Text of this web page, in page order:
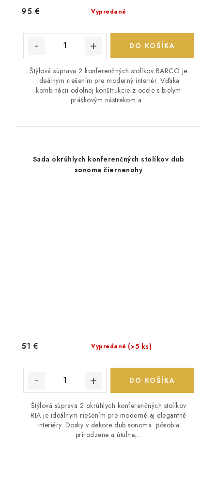
Vypredané
95 €
DO KOŠÍKA
Štýlová súprava 2 konferenčných stolíkov BARCO je
ideálnym riešením pre moderný interiér. Vďaka
kombinácii odolnej konštrukcie z ocele s bielym
práškovým nástrekom a...
Sada okrúhlych konferenčných stolíkov dub
sonoma čiernenohy
Vypredané (>5 ks)
51 €
DO KOŠÍKA
Štýlová súprava 2 okrúhlych konferenčných stolíkov
RIA je ideálnym riešením pre moderné aj elegantné
interiéry. Dosky v dekore dub sonoma pôsobia
prirodzene a útulne,...